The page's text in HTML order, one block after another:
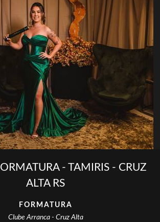
- TAMIRIS - CRUZ
ALTA RS
FORMATURA
Clube Arranca - Cruz Alta